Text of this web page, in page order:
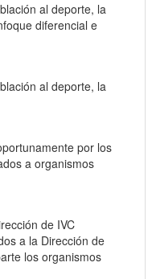
al deporte, la
diferencial e
al deporte, la
por los
a organismos
de IVC
a la Dirección de
los organismos